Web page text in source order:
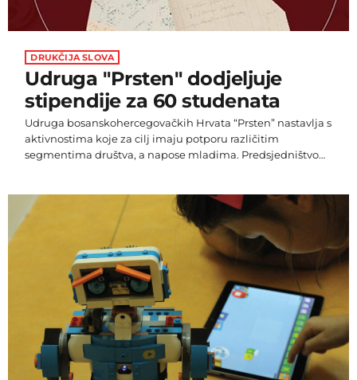
DRUKČIJA SLOVA
Udruga "Prsten" dodjeljuje
stipendije za 60 studenata
Udruga bosanskohercegovačkih Hrvata “Prsten” nastavlja s
aktivnostima koje za cilj imaju potporu različitim
segmentima društva, a napose mladima. Predsjedništvo
pomoći studentima. Jednokratna novčana pomoć
osigurana je iz sredstava prikupljenih na humanitarnoj
večeri koju je organizirala Udruga bosanskohercegovačkih
Hrvata “Prsten” pod nazivom “Podržimo naše studente”.
Novčana pomoć osigurana je za 60 studenata u iznosu od
po 500 KM. Povjerenstvo […]